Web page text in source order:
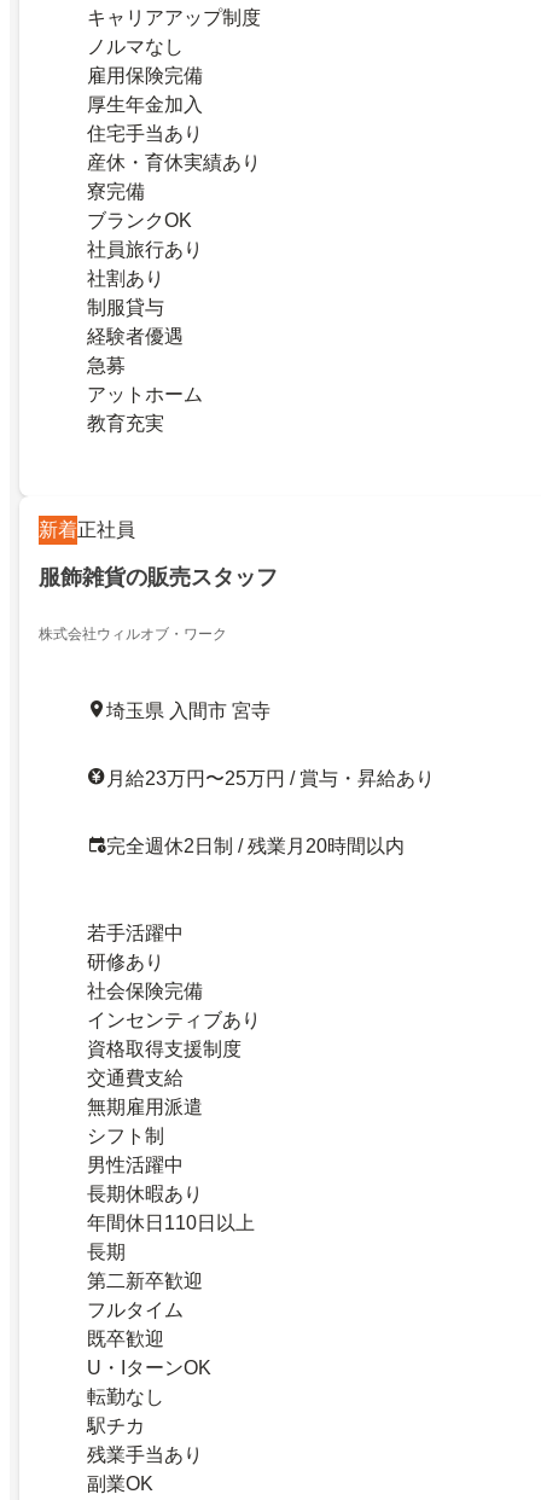
キャリアアップ制度
ノルマなし
雇用保険完備
厚生年金加入
住宅手当あり
産休・育休実績あり
寮完備
ブランクOK
社員旅行あり
社割あり
制服貸与
経験者優遇
急募
アットホーム
教育充実
新着正社員
服飾雑貨の販売スタッフ
株式会社ウィルオブ・ワーク
埼玉県 入間市 宮寺
月給23万円〜25万円 / 賞与・昇給あり
完全週休2日制 / 残業月20時間以内
若手活躍中
研修あり
社会保険完備
インセンティブあり
資格取得支援制度
交通費支給
無期雇用派遣
シフト制
男性活躍中
長期休暇あり
年間休日110日以上
長期
第二新卒歓迎
フルタイム
既卒歓迎
U・IターンOK
転勤なし
駅チカ
残業手当あり
副業OK